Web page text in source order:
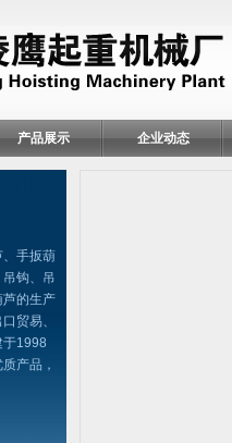
产品展示 企业动态
、手扳葫
吊钩、吊
芦的生产
贸易、
于1998
产品，